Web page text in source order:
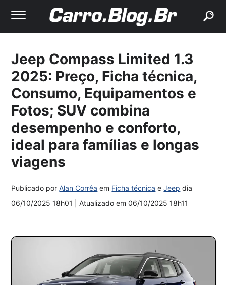
Jeep Compass Limited 1.3
2025: Preço, Ficha técnica,
Consumo, Equipamentos e
Fotos; SUV combina
desempenho e conforto,
ideal para famílias e longas
viagens
Publicado porAlan Corrêa em Ficha técnica eJeep dia
06/10/2025 18h01
| Atualizado em06/10/2025 18h11